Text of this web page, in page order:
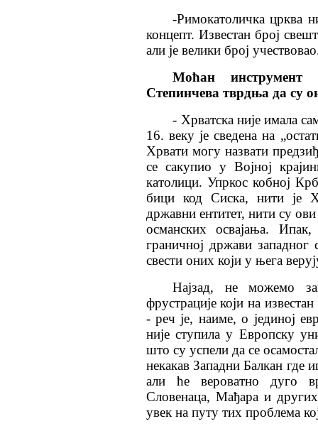
-Римокатоличка црква
концепт. Известан број
али је велики број
Моћан
Степинчева тврдња да су
- Хрватска није имала
16. веку је сведена на
Хрвати могу назвати
се сакупио у Војној
католици. Упркос кобној
бици код Сиска, нити је
државни ентитет, нити су ови
османских освајања.
граничној држави
свести оних који у њега
Најзад, не можемо
фрустрације који на
- реч је, наиме, о јединој
није ступила у Европску
што су успели да се
некакав Западни Балкан где
али ће вероватно дуго
Словенаца, Мађара и
увек на путу тих проблема